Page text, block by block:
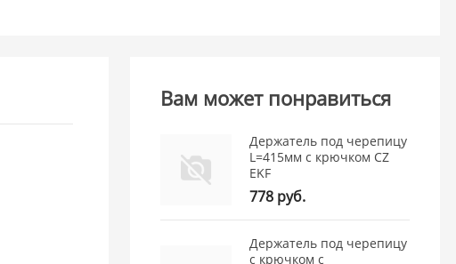
Вам может понравиться
Держатель под черепицу
L=415мм с крючком CZ
EKF
778 руб.
Держатель под черепицу
с крючком с